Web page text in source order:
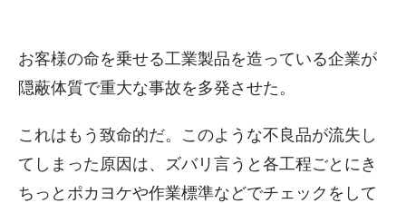
お客様の命を乗せる工業製品を造っている企業が
隠蔽体質で重大な事故を多発させた。
これはもう致命的だ。このような不良品が流失し
てしまった原因は、ズバリ言うと各工程ごとにき
ちっとポカヨケや作業標準などでチェックをして